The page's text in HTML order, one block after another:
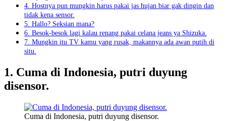
4. Hostnya pun mungkin harus pakai jas hujan biar gak dingin dan
tidak kena sensor.
5. Hallo? Seksian mana?
6. Besok-besok lagi kalau renang pakai celana jeans ya Shizuka.
7. Mungkin itu TV kamu yang rusak, makannya ada awan putih di
situ.
1. Cuma di Indonesia, putri duyung
disensor.
Cuma di Indonesia, putri duyung disensor.